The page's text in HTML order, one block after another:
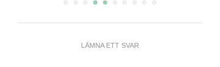
LÄMNA ETT SVAR